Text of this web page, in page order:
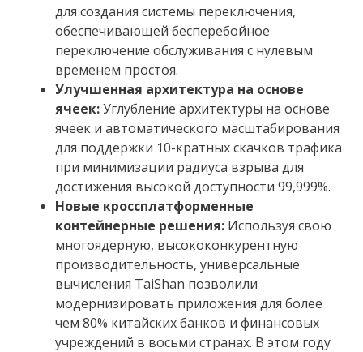
для создания системы переключения,
обеспечивающей бесперебойное
переключение обслуживания с нулевым
временем простоя.
Улучшенная архитектура на основе
ячеек:Углубление архитектуры на основе
ячеек и автоматического масштабирования
для поддержки 10-кратных скачков трафика
при минимизации радиуса взрыва для
достижения высокой доступности 99,999%.
Новые кроссплатформенные
контейнерные решения: Используя свою
многоядерную, высококонкурентную
производительность, универсальные
вычисления TaiShan позволили
модернизировать приложения для более
чем 80% китайских банков и финансовых
учреждений в восьми странах. В этом году